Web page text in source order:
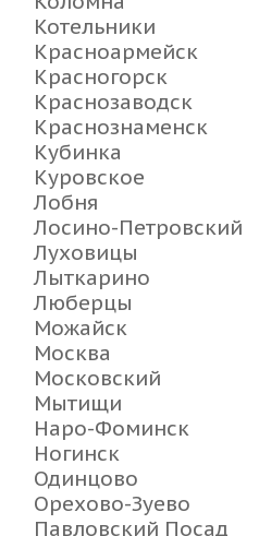
Котельники
Красноармейск
Красногорск
Краснозаводск
Краснознаменск
Кубинка
Куровское
Лобня
Лосино-Петровский
Луховицы
Лыткарино
Люберцы
Можайск
Москва
Московский
Мытищи
Наро-Фоминск
Ногинск
Одинцово
Орехово-Зуево
Павловский Посад